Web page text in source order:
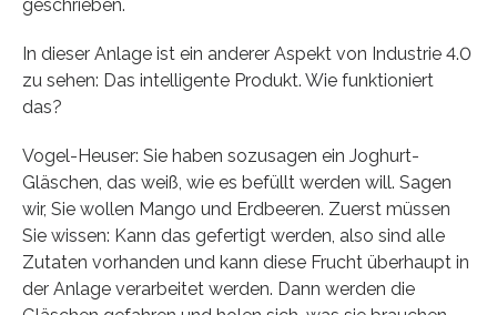
geschrieben.
In dieser Anlage ist ein anderer Aspekt von Industrie 4.0
zu sehen: Das intelligente Produkt. Wie funktioniert
das?
Vogel-Heuser: Sie haben sozusagen ein Joghurt-
Gläschen, das weiß, wie es befüllt werden will. Sagen
wir, Sie wollen Mango und Erdbeeren. Zuerst müssen
Sie wissen: Kann das gefertigt werden, also sind alle
Zutaten vorhanden und kann diese Frucht überhaupt in
der Anlage verarbeitet werden. Dann werden die